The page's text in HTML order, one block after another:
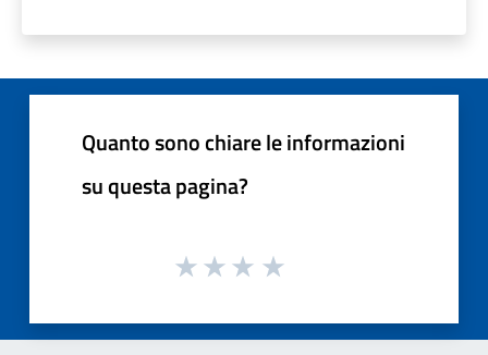
Quanto sono chiare le informazioni
su questa pagina?